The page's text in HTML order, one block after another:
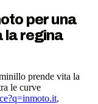
per una
la regina
prende vita la
le curve
,